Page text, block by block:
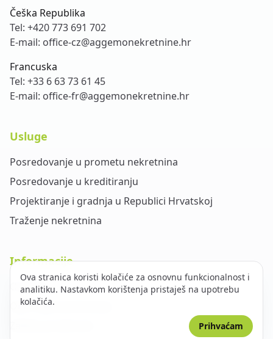
Češka Republika
Tel: +420 773 691 702
E-mail: office-cz@aggemonekretnine.hr
Francuska
Tel: +33 6 63 73 61 45
E-mail: office-fr@aggemonekretnine.hr
Usluge
Posredovanje u prometu nekretnina
Posredovanje u kreditiranju
Projektiranje i gradnja u Republici Hrvatskoj
Traženje nekretnina
Informacije
O nama
Opći uvjeti poslovanja
Ova stranica koristi kolačiće za osnovnu funkcionalnost i
analitiku. Nastavkom korištenja pristaješ na upotrebu
kolačića.
Prihvaćam